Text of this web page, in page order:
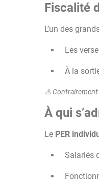
Fiscalité
L’un des
Les
À la
⚠️ Contrairement
À qui
Le PER
Salariés